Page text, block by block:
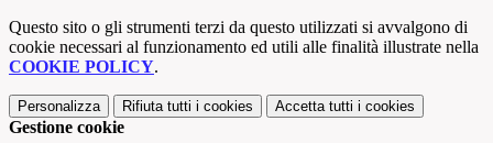
Questo sito o gli strumenti terzi da questo utilizzati si avvalgono di
cookie necessari al funzionamento ed utili alle finalità illustrate nella
COOKIE POLICY.
Personalizza Rifiuta tutti i cookies Accetta tutti i cookies
Gestione cookie